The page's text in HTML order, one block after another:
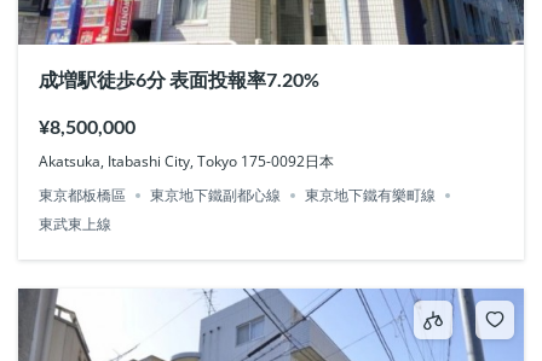
成増駅徒歩6分 表面投報率7.20%
¥8,500,000
Akatsuka, Itabashi City, Tokyo 175-0092日本
東京都板橋區
東京地下鐵副都心線
東京地下鐵有樂町線
東武東上線